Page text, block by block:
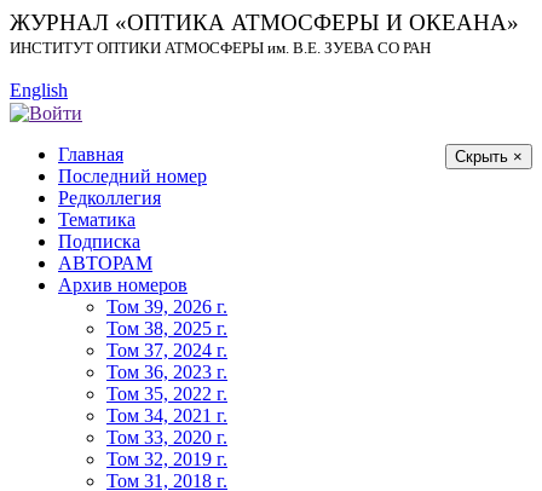
ЖУРНАЛ «ОПТИКА АТМОСФЕРЫ И ОКЕАНА»
ИНСТИТУТ ОПТИКИ АТМОСФЕРЫ им. В.Е. ЗУЕВА СО РАН
English
Скрыть ×
Главная
Последний номер
Редколлегия
Тематика
Подписка
АВТОРАМ
Архив номеров
Том 39, 2026 г.
Том 38, 2025 г.
Том 37, 2024 г.
Том 36, 2023 г.
Том 35, 2022 г.
Том 34, 2021 г.
Том 33, 2020 г.
Том 32, 2019 г.
Том 31, 2018 г.